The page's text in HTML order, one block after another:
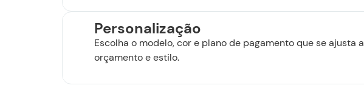
Personalização
Escolha o modelo, cor e plano de pagamento que se ajusta
orçamento e estilo.